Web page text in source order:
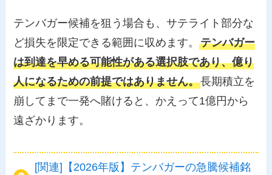
テンバガー候補を狙う場合も、サテライト部分な
ど損失を限定できる範囲に収めます。テンバガー
は到達を早める可能性がある選択肢であり、億り
人になるための前提ではありません。長期積立を
崩してまで一発へ賭けると、かえって1億円から
遠ざかります。
[関連]【2026年版】テンバガーの急騰候補銘